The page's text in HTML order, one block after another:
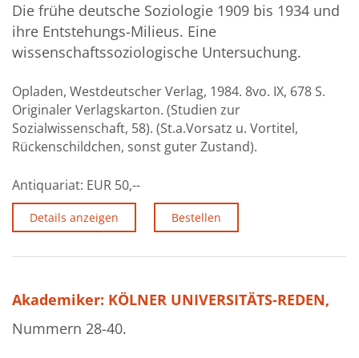
Die frühe deutsche Soziologie 1909 bis 1934 und
ihre Entstehungs-Milieus. Eine
wissenschaftssoziologische Untersuchung.
Opladen, Westdeutscher Verlag, 1984. 8vo. IX, 678 S.
Originaler Verlagskarton. (Studien zur
Sozialwissenschaft, 58). (St.a.Vorsatz u. Vortitel,
Rückenschildchen, sonst guter Zustand).
Antiquariat: EUR 50,--
Details anzeigen Bestellen
Akademiker: KÖLNER UNIVERSITÄTS-REDEN,
Nummern 28-40.